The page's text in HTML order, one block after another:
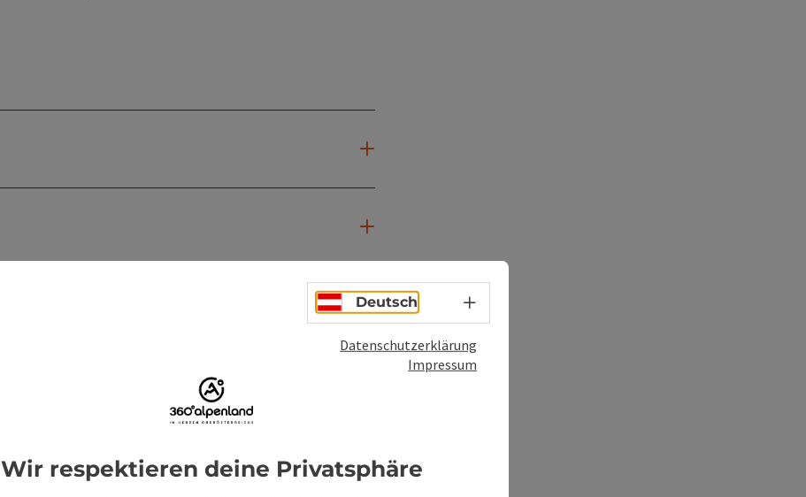
Deutsch Sprachwahl - Menü öffnen
Datenschutzerklärung
Impressum
Wir respektieren deine Privatsphäre